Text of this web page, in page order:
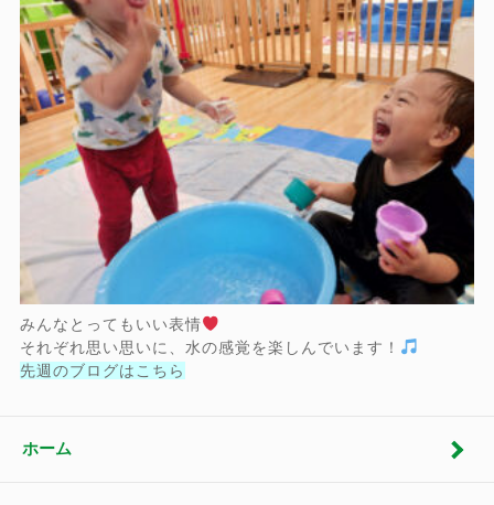
みんなとってもいい表情
それぞれ思い思いに、水の感覚を楽しんでいます！
先週のブログはこちら
ホーム